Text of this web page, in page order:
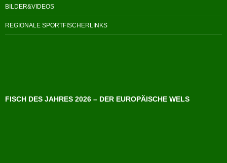
BILDER&VIDEOS
REGIONALE SPORTFISCHERLINKS
FISCH DES JAHRES 2026 – DER EUROPÄISCHE WELS